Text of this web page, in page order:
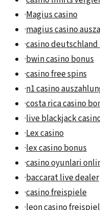
·Magius casino
·magius casino
·casino
·bwin casino bonus
·casino free spins
·n1 casino
·costa rica casino
·live blackjack
·Lex casino
·lex casino bonus
·casino oyunlari
·baccarat live dealer
·casino freispiele
·leon casino